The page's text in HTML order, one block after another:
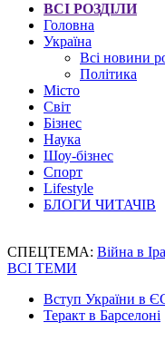
ВСІ РОЗДІЛИ
Головна
Україна
Всі новини
Політика
Місто
Світ
Бізнес
Наука
Шоу-бізнес
Спорт
Lifestyle
БЛОГИ ЧИТАЧІВ
СПЕЦТЕМА: Війна в
ВСІ ТЕМИ
Вступ України в
Теракт в Барселоні